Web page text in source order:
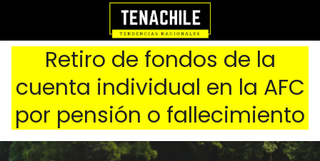
Retiro de fondos de la
cuenta individual en la AFC
por pensión o fallecimiento